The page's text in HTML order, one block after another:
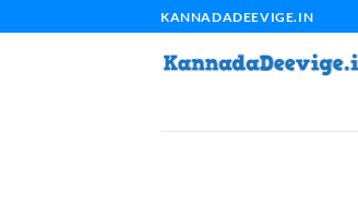
to
KANNADADEEVIGE.IN